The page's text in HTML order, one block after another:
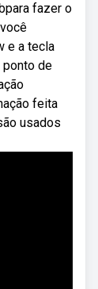
fazer o
e a tecla
ponto de
feita
usados